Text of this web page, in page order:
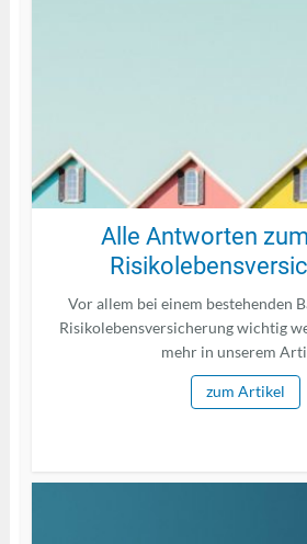
Alle Antworten
Vor allem bei einem bestehenden
Risikolebensversicherung wichtig
mehr in unserem
zum Artikel